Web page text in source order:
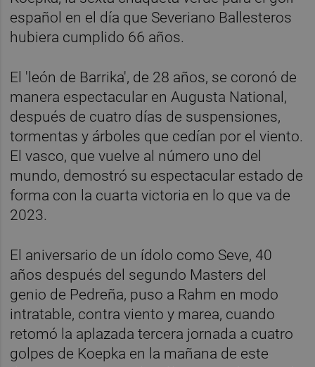
español en el día que Severiano Ballesteros
hubiera cumplido 66 años.
El 'león de Barrika', de 28 años, se coronó de
manera espectacular en Augusta National,
después de cuatro días de suspensiones,
tormentas y árboles que cedían por el viento.
El vasco, que vuelve al número uno del
mundo, demostró su espectacular estado de
forma con la cuarta victoria en lo que va de
2023.
El aniversario de un ídolo como Seve, 40
años después del segundo Masters del
genio de Pedreña, puso a Rahm en modo
intratable, contra viento y marea, cuando
retomó la aplazada tercera jornada a cuatro
golpes de Koepka en la mañana de este